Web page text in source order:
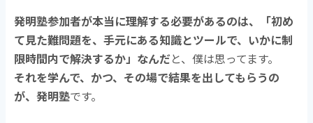
発明塾参加者が本当に理解する必要があるのは、「初め
て見た難問題を、手元にある知識とツールで、いかに制
限時間内で解決するか」なんだと、僕は思ってます。
それを学んで、かつ、その場で結果を出してもらうの
が、発明塾です。